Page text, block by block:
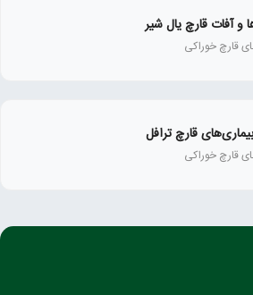
و آفات قارچ یال شیر
قارچ خوراکی
قارچ ترافل
قارچ خوراکی